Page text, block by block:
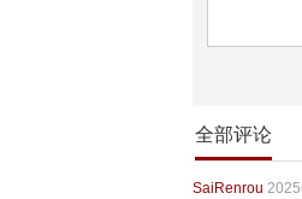
全部评论
SaiRenrou